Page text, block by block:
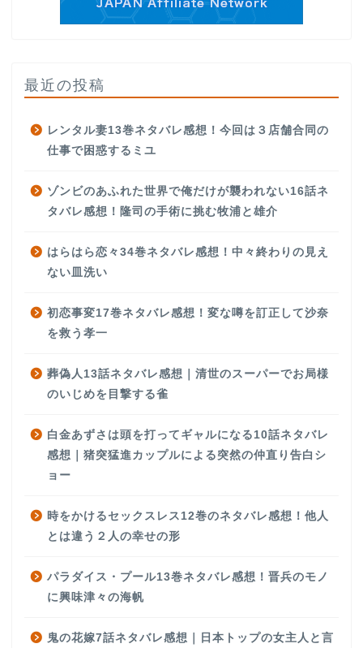
最近の投稿
レンタル妻13巻ネタバレ感想！今回は３店舗合同の
仕事で困惑するミユ
ゾンビのあふれた世界で俺だけが襲われない16話ネ
タバレ感想！隆司の手術に挑む牧浦と雄介
はらはら恋々34巻ネタバレ感想！中々終わりの見え
ない皿洗い
初恋事変17巻ネタバレ感想！変な噂を訂正して沙奈
を救う孝一
葬偽人13話ネタバレ感想｜清世のスーパーでお局様
のいじめを目撃する雀
白金あずさは頭を打ってギャルになる10話ネタバレ
感想｜猪突猛進カップルによる突然の仲直り告白シ
ョー
時をかけるセックスレス12巻のネタバレ感想！他人
とは違う２人の幸せの形
パラダイス・プール13巻ネタバレ感想！晋兵のモノ
に興味津々の海帆
鬼の花嫁7話ネタバレ感想｜日本トップの女主人と言